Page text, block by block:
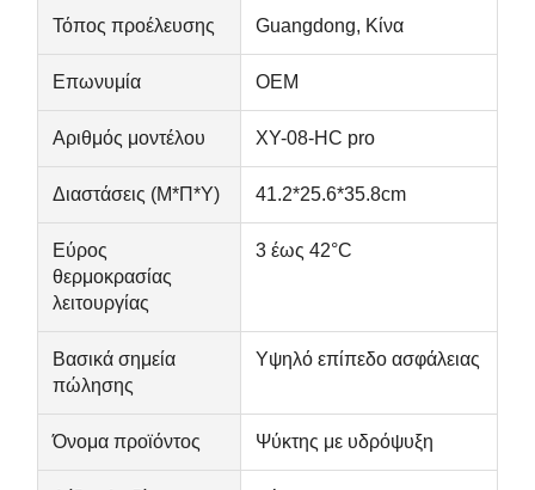
Αρχική
Προϊόντα
Σχετικά Με
Εμάς
Γύρος
Εργοστασίων
Ποιοτικός
Επαφή Νέα
Συνομιλία
Τώρα
Soundproof λοβός γραφείων
Ατμοσαούνα
Ψυγείο λουτρών πάγου
Τόπος προέλευσης Guangdong, Κίνα
Επωνυμία OEM
Αριθμός μοντέλου XY-08-HC pro
Διαστάσεις (Μ*Π*Υ) 41.2*25.6*35.8cm
Εύρος
θερμοκρασίας
λειτουργίας
3 έως 42°C
Βασικά σημεία
πώλησης
Υψηλό επίπεδο ασφάλειας
Όνομα προϊόντος Ψύκτης με υδρόψυξη